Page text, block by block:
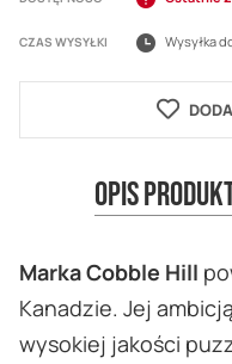
CZAS WYSYŁKI Wysyłka
Opis
Marka Cobble Hill
Kanadzie. Jej
wysokiej jakości